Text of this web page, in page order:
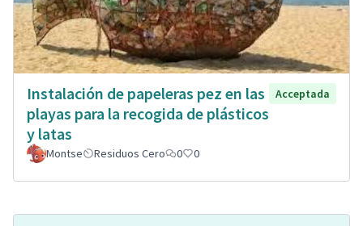
Instalación de papeleras pez en las
playas para la recogida de plásticos
y latas
Acceptada
Montse Residuos Cero 0 0